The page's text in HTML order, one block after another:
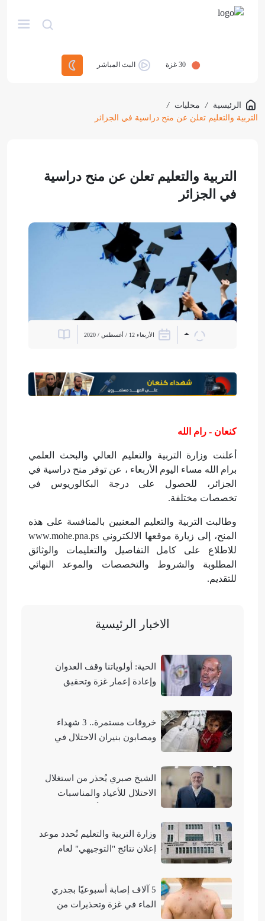
30 غزة البث المباشر
الرئيسية / محليات
/
التربية والتعليم تعلن عن منح دراسية في الجزائر
التربية والتعليم تعلن عن منح دراسية
في الجزائر
الأربعاء 12 / أغسطس / 2020
كنعان - رام الله
أعلنت وزارة التربية والتعليم العالي والبحث العلمي
برام الله مساء اليوم الأربعاء ، عن توفر منح دراسية في
الجزائر، للحصول على درجة البكالوريوس في
تخصصات مختلفة.
وطالبت التربية والتعليم المعنيين بالمنافسة على هذه
المنح، إلى زيارة موقعها الالكتروني www.mohe.pna.ps
للاطلاع على كامل التفاصيل والتعليمات والوثائق
المطلوبة والشروط والتخصصات والموعد النهائي
للتقديم.
الاخبار الرئيسية
الحية: أولوياتنا وقف العدوان
وإعادة إعمار غزة وتحقيق
خروقات مستمرة.. 3 شهداء
ومصابون بنيران الاحتلال في
الشيخ صبري يُحذر من استغلال
الاحتلال للأعياد والمناسبات
وزارة التربية والتعليم تُحدد موعد
إعلان نتائج "التوجيهي" لعام
5 آلاف إصابة أسبوعيًا بجدري
الماء في غزة وتحذيرات من